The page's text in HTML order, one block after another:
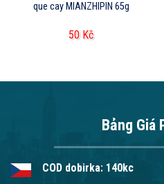
que cay MIANZHIPIN 65g
50 Kč
Bảng Giá
COD dobirka: 140kc